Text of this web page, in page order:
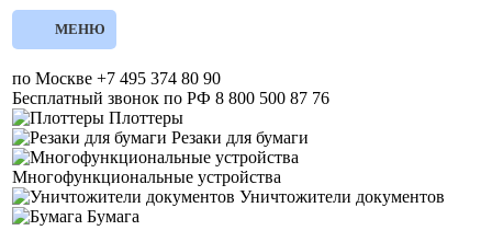
МЕНЮ
по Москве +7 495 374 80 90
Бесплатный звонок по РФ 8 800 500 87 76
Плоттеры
Резаки для бумаги
Многофункциональные устройства
Уничтожители документов
Бумага